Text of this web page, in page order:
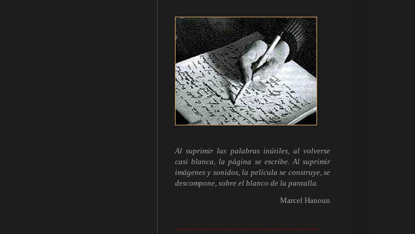
Al suprimir las palabras inútiles, al volverse
casi blanca, la página se escribe. Al suprimir
imágenes y sonidos, la película se construye, se
descompone, sobre el blanco de la pantalla.
Marcel Hanoun
------------------------------------------------------------